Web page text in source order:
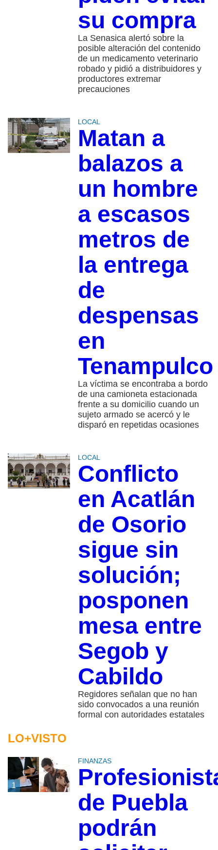
su compra
La Senasica alertó sobre la
posible alteración del contenido
de un medicamento veterinario
robado y pidió a distribuidores y
productores extremar
precauciones
LOCAL
Matan a
balazos a
un hombre
a escasos
metros de
la entrega
de
despensas
en
Tenampulco
La víctima se encontraba a bordo
de una camioneta estacionada
frente a su domicilio cuando un
sujeto armado se acercó y le
disparó en repetidas ocasiones
LOCAL
Conflicto
en Acatlán
de Osorio
sigue sin
solución;
posponen
mesa entre
Segob y
Cabildo
Regidores señalan que no han
sido convocados a una reunión
formal con autoridades estatales
LO+VISTO
1
FINANZAS
de Puebla
podrán